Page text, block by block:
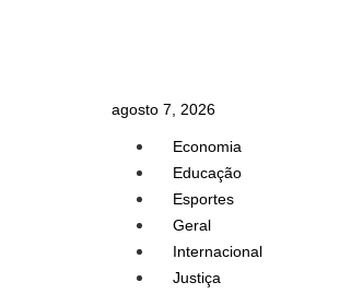
agosto 7, 2026
Economia
Educação
Esportes
Geral
Internacional
Justiça